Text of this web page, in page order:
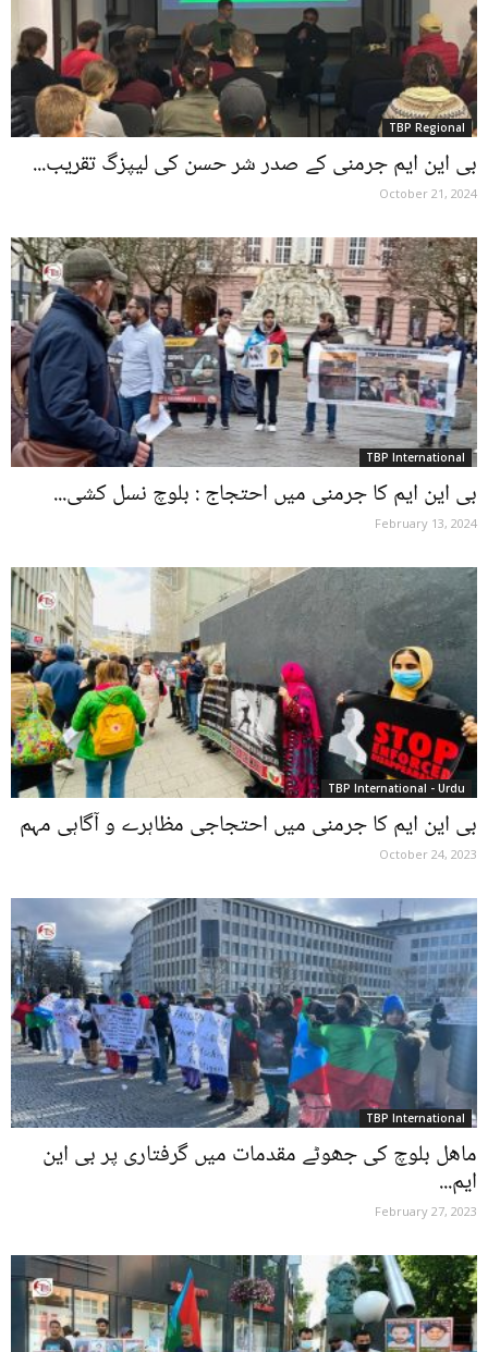
TBP Regional
بی این ایم جرمنی کے صدر شر حسن کی لیپزگ تقریب...
October 21, 2024
TBP International
بی این ایم کا جرمنی میں احتجاج : بلوچ نسل کشی...
February 13, 2024
TBP International - Urdu
بی این ایم کا جرمنی میں احتجاجی مظاہرے و آگاہی مہم
October 24, 2023
TBP International
ماھل بلوچ کی جھوٹے مقدمات میں گرفتاری پر بی این
ایم...
February 27, 2023